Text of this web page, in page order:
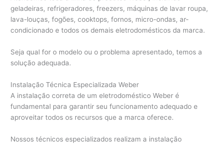
geladeiras, refrigeradores, freezers, máquinas de lavar roupa,
lava-louças, fogões, cooktops, fornos, micro-ondas, ar-
condicionado e todos os demais eletrodomésticos da marca.
Seja qual for o modelo ou o problema apresentado, temos a
solução adequada.
Instalação Técnica Especializada Weber
A instalação correta de um eletrodoméstico Weber é
fundamental para garantir seu funcionamento adequado e
aproveitar todos os recursos que a marca oferece.
Nossos técnicos especializados realizam a instalação